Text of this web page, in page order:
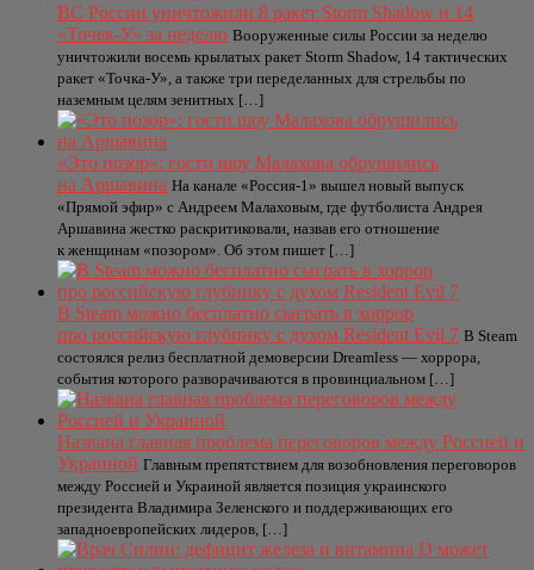
ВС России уничтожили 8 ракет Storm Shadow и 14
«Точек-У» за неделю Вооруженные силы России за неделю
уничтожили восемь крылатых ракет Storm Shadow, 14 тактических
ракет «Точка-У», а также три переделанных для стрельбы по
наземным целям зенитных […]
«Это позор»: гости шоу Малахова обрушились
на Аршавина На канале «Россия-1» вышел новый выпуск
«Прямой эфир» с Андреем Малаховым, где футболиста Андрея
Аршавина жестко раскритиковали, назвав его отношение
к женщинам «позором». Об этом пишет […]
В Steam можно бесплатно сыграть в хоррор
про российскую глубинку с духом Resident Evil 7 В Steam
состоялся релиз бесплатной демоверсии Dreamless — хоррора,
события которого разворачиваются в провинциальном […]
Названа главная проблема переговоров между Россией и
Украиной Главным препятствием для возобновления переговоров
между Россией и Украиной является позиция украинского
президента Владимира Зеленского и поддерживающих его
западноевропейских лидеров, […]